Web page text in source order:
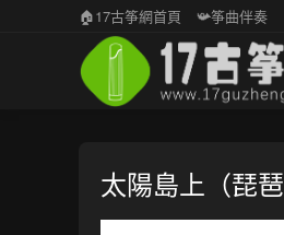
🏠17古筝網首頁 📯筝曲伴奏
太陽島上（琵琶